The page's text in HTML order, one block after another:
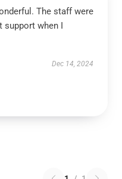
The staff were
support when I
Dec 14, 2024